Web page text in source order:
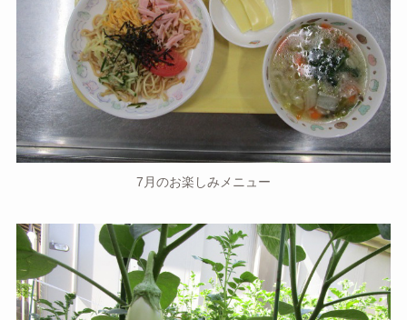
7月のお楽しみメニュー